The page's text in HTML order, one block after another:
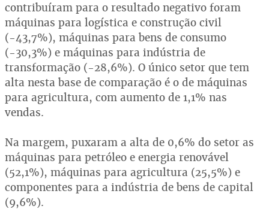
contribuíram para o resultado negativo foram
máquinas para logística e construção civil
(-43,7%), máquinas para bens de consumo
(-30,3%) e máquinas para indústria de
transformação (-28,6%). O único setor que tem
alta nesta base de comparação é o de máquinas
para agricultura, com aumento de 1,1% nas
vendas.
Na margem, puxaram a alta de 0,6% do setor as
máquinas para petróleo e energia renovável
(52,1%), máquinas para agricultura (25,5%) e
componentes para a indústria de bens de capital
(9,6%).